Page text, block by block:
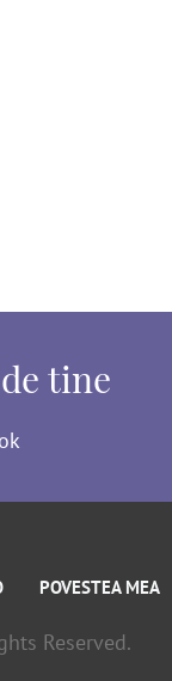
tine
POVESTEA MEA
Reserved.